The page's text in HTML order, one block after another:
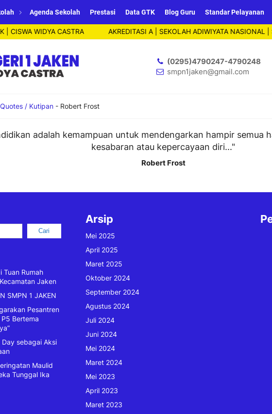
Agenda Sekolah Prestasi Data GTK Blog Guru Standar Pelayanan
WIDYA CASTRA AKREDITASI A | SEKOLAH ADIWIYATA NASIONAL |
(0295)4790247-4790248
smpn1jaken@gmail.com
Quotes / Kutipan- Robert Frost
adalah kemampuan untuk mendengarkan hampir semua
kesabaran atau kepercayaan diri..."
Robert Frost
Cari
Tuan Rumah
Jaken
SMPN 1 JAKEN
Pesantren
Bertema
Day sebagai Aksi
Maulid
Tunggal Ika
Arsip
Mei 2025
April 2025
Maret 2025
Oktober 2024
September 2024
Agustus 2024
Juli 2024
Juni 2024
Mei 2024
Maret 2024
Mei 2023
April 2023
Maret 2023